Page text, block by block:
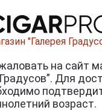
0
"Галерея
на сайт
Для
возраст.